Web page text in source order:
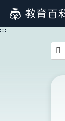
到
主
:::
:::